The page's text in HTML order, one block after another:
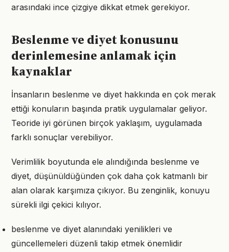
arasındaki ince çizgiye dikkat etmek gerekiyor.
Beslenme ve diyet konusunu
derinlemesine anlamak için
kaynaklar
İnsanların beslenme ve diyet hakkında en çok merak
ettiği konuların başında pratik uygulamalar geliyor.
Teoride iyi görünen birçok yaklaşım, uygulamada
farklı sonuçlar verebiliyor.
Verimlilik boyutunda ele alındığında beslenme ve
diyet, düşünüldüğünden çok daha çok katmanlı bir
alan olarak karşımıza çıkıyor. Bu zenginlik, konuyu
sürekli ilgi çekici kılıyor.
beslenme ve diyet alanındaki yenilikleri ve
güncellemeleri düzenli takip etmek önemlidir